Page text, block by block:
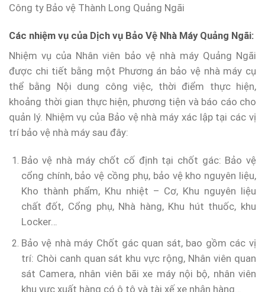
Công ty Bảo vệ Thành Long Quảng Ngãi
Các nhiệm vụ của Dịch vụ Bảo Vệ Nhà Máy Quảng Ngãi:
Nhiệm vụ của Nhân viên bảo vệ nhà máy Quảng Ngãi
được chi tiết bằng một Phương án bảo vệ nhà máy cụ
thể bằng Nội dung công việc, thời điểm thực hiện,
khoảng thời gian thực hiện, phương tiện và báo cáo cho
quản lý. Nhiệm vụ của Bảo vệ nhà máy xác lập tại các vị
trí bảo vệ nhà máy sau đây:
Bảo vệ nhà máy chốt cố định tại chốt gác: Bảo vệ
cổng chính, bảo vệ cồng phụ, bảo vệ kho nguyên liệu,
Kho thành phẩm, Khu nhiệt – Cơ, Khu nguyên liệu
chất đốt, Cổng phụ, Nhà hàng, Khu hút thuốc, khu
Locker…
Bảo vệ nhà máy Chốt gác quan sát, bao gồm các vị
trí: Chòi canh quan sát khu vực rộng, Nhân viên quan
sát Camera, nhân viên bãi xe máy nội bộ, nhân viên
khu vực xuất hàng có ô tô và tài xế xe nhận hàng…